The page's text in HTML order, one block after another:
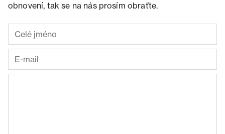
obnovení, tak se na nás prosím obraťte.